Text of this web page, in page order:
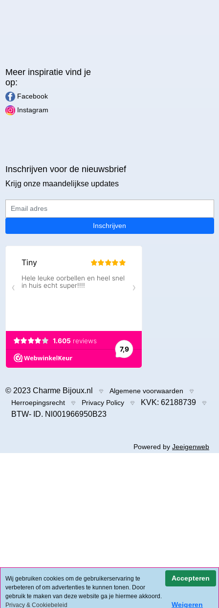
Meer inspiratie vind je
op:
Facebook
Instagram
Inschrijven voor de nieuwsbrief
Krijg onze maandelijkse updates
Inschrijven
© 2023 Charme Bijoux.nl
Algemene voorwaarden
Herroepingsrecht
Privacy Policy
KVK: 62188739
BTW- ID. Nl001966950B23
Powered by Jeeigenweb
Wij gebruiken cookies om de gebruikerservaring te
verbeteren of om advertenties te kunnen tonen. Door
gebruik te maken van deze website ga je hiermee akkoord.
Privacy & Cookiebeleid
Accepteren
Weigeren